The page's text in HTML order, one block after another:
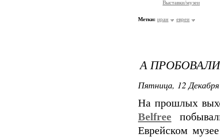
Выставки/музеи
Метки: иран евреи
А
Пятница, 12
На прошлых
Belfree
Еврейском